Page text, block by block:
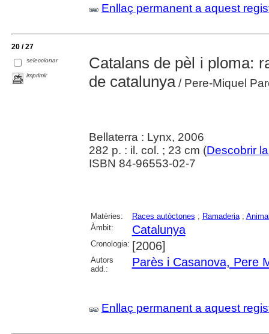
Enllaç permanent a aquest
20 / 27
seleccionar
imprimir
Catalans de pèl i ploma:
de catalunya/ Pere-Miquel
Bellaterra : Lynx, 2006
282 p. : il. col. ; 23 cm (Descobrir
ISBN 84-96553-02-7
Matèries: Races autòctones ; Ramaderia;
Àmbit:
Catalunya
Cronologia: [2006]
Autors
add.:
Parès i Casanova, Pere
Enllaç permanent a aquest